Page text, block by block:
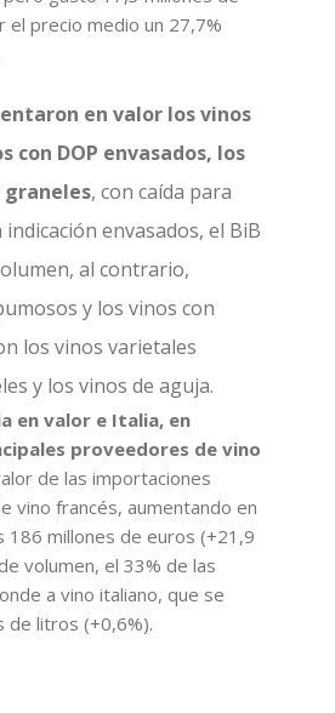
el precio medio un 27,7%
en valor los vinos
con DOP envasados, los
graneles, con caída para
envasados, el BiB
al contrario,
y los vinos con
los vinos varietales
y los vinos de aguja.
en valor e Italia, en
proveedores de vino
de las importaciones
vino francés, aumentando en
186 millones de euros (+21,9
volumen, el 33% de las
a vino italiano, que se
de litros (+0,6%).